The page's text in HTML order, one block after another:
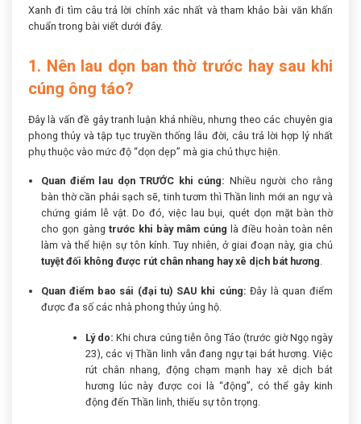
Xanh đi tìm câu trả lời chính xác nhất và tham khảo bài văn khấn
chuẩn trong bài viết dưới đây.
1. Nên lau dọn ban thờ trước hay sau khi
cúng ông táo?
Đây là vấn đề gây tranh luận khá nhiều, nhưng theo các chuyên gia
phong thủy và tập tục truyền thống lâu đời, câu trả lời hợp lý nhất
phụ thuộc vào mức độ “dọn dẹp” mà gia chủ thực hiện.
Quan điểm lau dọn TRƯỚC khi cúng: Nhiều người cho rằng
bàn thờ cần phải sạch sẽ, tinh tươm thì Thần linh mới an ngự và
chứng giám lễ vật. Do đó, việc lau bụi, quét dọn mặt bàn thờ
cho gọn gàng trước khi bày mâm cúng là điều hoàn toàn nên
làm và thể hiện sự tôn kính. Tuy nhiên, ở giai đoạn này, gia chủ
tuyệt đối không được rút chân nhang hay xê dịch bát hương.
Quan điểm bao sái (đại tu) SAU khi cúng: Đây là quan điểm
được đa số các nhà phong thủy ủng hộ.
Lý do: Khi chưa cúng tiễn ông Táo (trước giờ Ngọ ngày
23), các vị Thần linh vẫn đang ngự tại bát hương. Việc
rút chân nhang, động chạm mạnh hay xê dịch bát
hương lúc này được coi là “động”, có thể gây kinh
động đến Thần linh, thiếu sự tôn trọng.